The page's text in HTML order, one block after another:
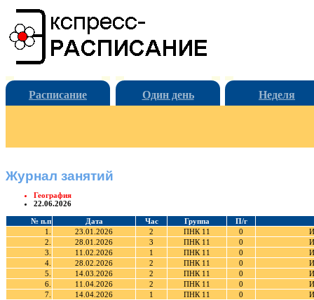
Расписание Один день Неделя
Журнал занятий
География
22.06.2026
№ п.п Дата Час Группа
П/г
1.
23.01.2026 2 ПНК 11 0
2.
28.01.2026 3 ПНК 11 0
3.
11.02.2026 1 ПНК 11 0
4.
28.02.2026 2 ПНК 11 0
5.
14.03.2026 2 ПНК 11 0
6.
11.04.2026 2 ПНК 11 0
7.
14.04.2026 1 ПНК 11 0